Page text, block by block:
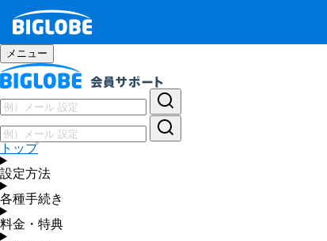
メニュー
トップ
設定方法
各種手続き
料金・特典